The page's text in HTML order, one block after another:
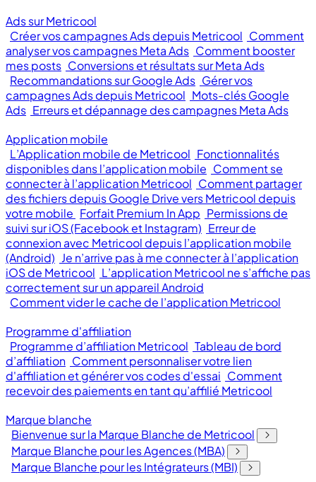
Ads sur Metricool
Créer vos campagnes Ads depuis Metricool Comment
analyser vos campagnes Meta Ads Comment booster
mes posts Conversions et résultats sur Meta Ads
Recommandations sur Google Ads Gérer vos
campagnes Ads depuis Metricool Mots-clés Google
Ads Erreurs et dépannage des campagnes Meta Ads
Application mobile
L’Application mobile de Metricool Fonctionnalités
disponibles dans l’application mobile Comment se
connecter à l’application Metricool Comment partager
des fichiers depuis Google Drive vers Metricool depuis
votre mobile Forfait Premium In App Permissions de
suivi sur iOS (Facebook et Instagram) Erreur de
connexion avec Metricool depuis l’application mobile
(Android) Je n’arrive pas à me connecter à l’application
iOS de Metricool L’application Metricool ne s’affiche pas
correctement sur un appareil Android
Comment vider le cache de l’application Metricool
Programme d'affiliation
Programme d’affiliation Metricool Tableau de bord
d’affiliation Comment personnaliser votre lien
d'affiliation et générer vos codes d'essai Comment
recevoir des paiements en tant qu’affilié Metricool
Marque blanche
Bienvenue sur la Marque Blanche de Metricool
Marque Blanche pour les Agences (MBA)
Marque Blanche pour les Intégrateurs (MBI)